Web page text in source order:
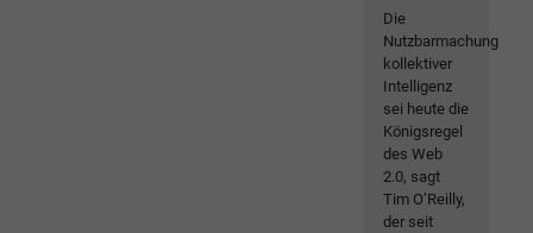
Die
Nutzbarmachung
kollektiver
Intelligenz
sei heute die
Königsregel
des Web
2.0, sagt
Tim O’Reilly,
der seit